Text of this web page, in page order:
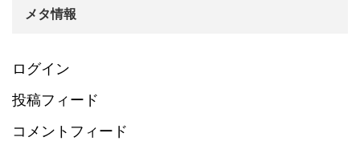
メタ情報
ログイン
投稿フィード
コメントフィード